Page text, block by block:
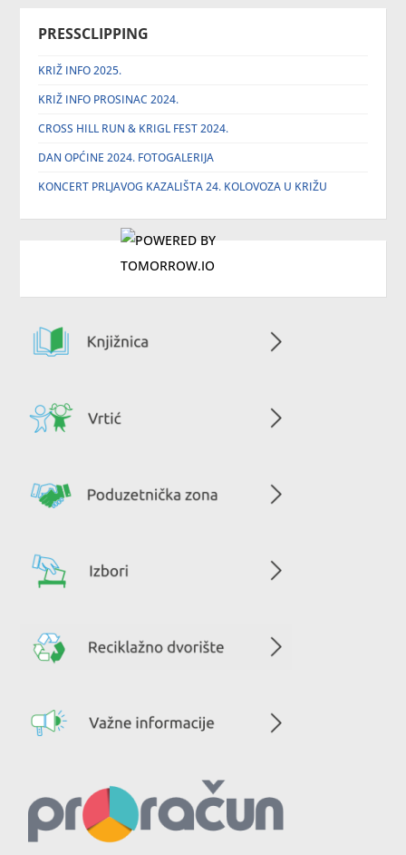
PRESSCLIPPING
KRIŽ INFO 2025.
KRIŽ INFO PROSINAC 2024.
CROSS HILL RUN & KRIGL FEST 2024.
DAN OPĆINE 2024. FOTOGALERIJA
KONCERT PRLJAVOG KAZALIŠTA 24. KOLOVOZA U KRIŽU